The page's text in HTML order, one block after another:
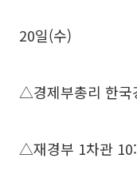
20일(수)
△경제부총리 한국
△재경부 1차관